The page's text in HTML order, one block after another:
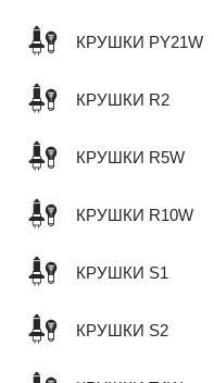
КРУШКИ PY21W
КРУШКИ R2
КРУШКИ R5W
КРУШКИ R10W
КРУШКИ S1
КРУШКИ S2